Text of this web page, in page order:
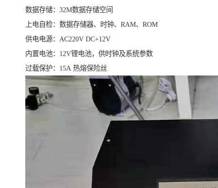
数据存储：32M数据存储空间
上电自检：数据存储器、时钟、RAM、ROM
供电电源：AC220V DC+12V
内置电池：12V锂电池，供时钟及系统参数
过载保护：15A 热熔保险丝